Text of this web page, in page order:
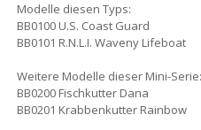
Modelle diesen Typs:
BB0100 U.S. Coast Guard
BB0101 R.N.L.I. Waveny Lifeboat
Weitere Modelle dieser Mini-Serie:
BB0200 Fischkutter Dana
BB0201 Krabbenkutter Rainbow